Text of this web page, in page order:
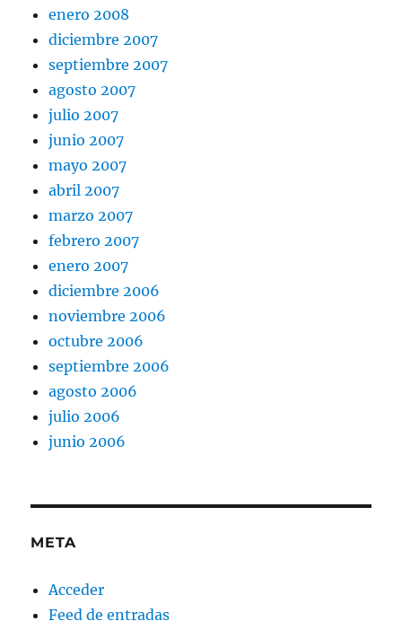
enero 2008
diciembre 2007
septiembre 2007
agosto 2007
julio 2007
junio 2007
mayo 2007
abril 2007
marzo 2007
febrero 2007
enero 2007
diciembre 2006
noviembre 2006
octubre 2006
septiembre 2006
agosto 2006
julio 2006
junio 2006
META
Acceder
Feed de entradas